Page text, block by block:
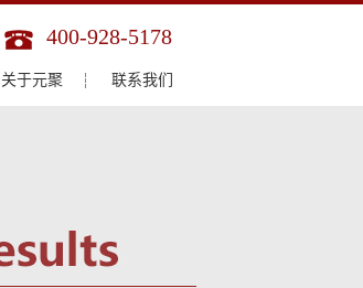
400-928-5178
关于元聚 联系我们